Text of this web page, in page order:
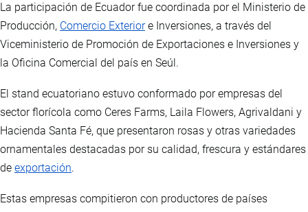
La participación de Ecuador fue coordinada por el Ministerio de
Producción, Comercio Exteriore Inversiones, a través del
Viceministerio de Promoción de Exportaciones e Inversiones y
la Oficina Comercial del país en Seúl.
El stand ecuatoriano estuvo conformado por empresas del
sector florícola como Ceres Farms, Laila Flowers, Agrivaldani y
Hacienda Santa Fé, que presentaron rosas y otras variedades
ornamentales destacadas por su calidad, frescura y estándares
de exportación.
Estas empresas compitieron con productores de países